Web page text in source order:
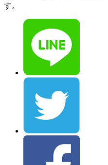
す。